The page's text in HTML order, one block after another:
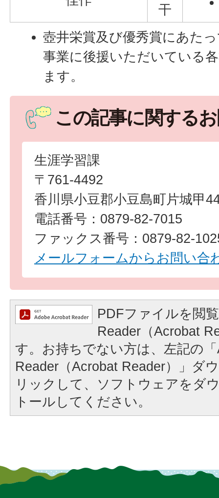
干
壺井栄賞及び優秀賞にあた
事業に後援いただいている
ます。
この記事に関する
生涯学習課
〒761-4492
香川県小豆郡小豆島町片城甲
電話番号：0879-82-7015
ファックス番号：0879-82-
メールフォームからお問い合
PDFファイルを閲
Reader（Acrobat
す。お持ちでない方は、左記の
Reader（Acrobat Reader）」ダ
リックして、ソフトウェアをダ
トールしてください。